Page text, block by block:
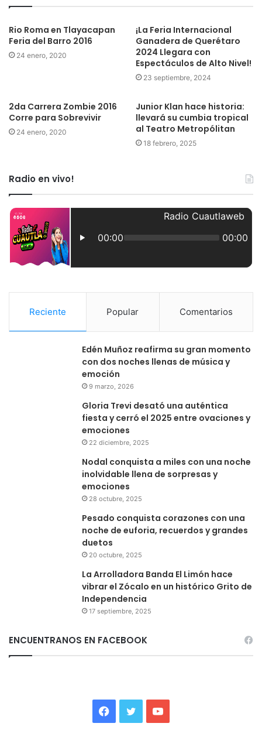
Rio Roma en Tlayacapan
Feria del Barro 2016
24 enero, 2020
¡La Feria Internacional
Ganadera de Querétaro
2024 Llegara con
Espectáculos de Alto Nivel!
23 septiembre, 2024
2da Carrera Zombie 2016
Corre para Sobrevivir
24 enero, 2020
Junior Klan hace historia:
llevará su cumbia tropical
al Teatro Metropólitan
18 febrero, 2025
Radio en vivo!
Reciente Popular Comentarios
Edén Muñoz reafirma su gran momento
con dos noches llenas de música y
emoción
9 marzo, 2026
Gloria Trevi desató una auténtica
fiesta y cerró el 2025 entre ovaciones y
emociones
22 diciembre, 2025
Nodal conquista a miles con una noche
inolvidable llena de sorpresas y
emociones
28 octubre, 2025
Pesado conquista corazones con una
noche de euforia, recuerdos y grandes
duetos
20 octubre, 2025
La Arrolladora Banda El Limón hace
vibrar el Zócalo en un histórico Grito de
Independencia
17 septiembre, 2025
ENCUENTRANOS EN FACEBOOK
Facebook
Twitter